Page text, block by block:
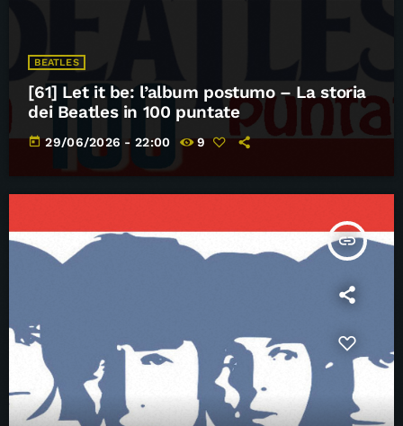
BEATLES
[61] Let it be: l’album postumo – La storia
dei Beatles in 100 puntate
today 29/06/2026 - 22:00 9
insert_link